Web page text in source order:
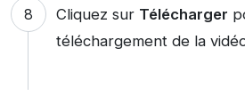
Cliquez sur Télécharger
téléchargement de la